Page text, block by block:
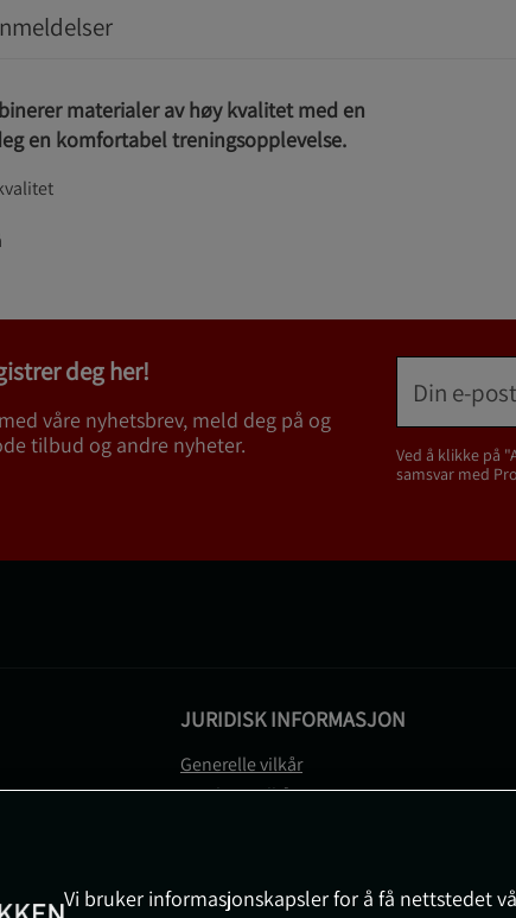
materialer av høy kvalitet med en
en komfortabel treningsopplevelse.
deg her!
våre nyhetsbrev, meld deg på og
tilbud og andre nyheter.
Ved å klikke på
samsvar med
JURIDISK INFORMASJON
Generelle vilkår
Betalingsvilkår
Medlemsvilkår
Vi bruker informasjonskapsler for å få nettstedet